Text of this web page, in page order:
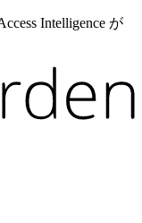
Intelligence が